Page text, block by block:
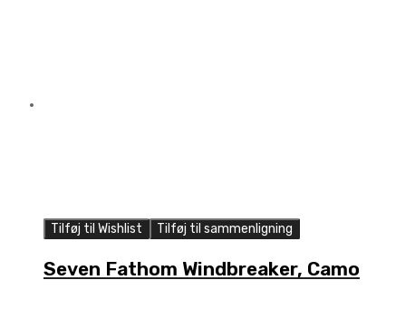
Tilføj til Wishlist Tilføj til sammenligning
Seven Fathom Windbreaker, Camo